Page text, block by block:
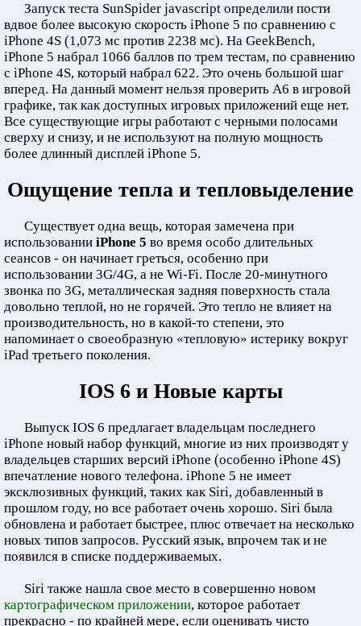
Запуск теста SunSpider javascript определили пости
вдвое более высокую скорость iPhone 5 по сравнению с
iPhone 4S (1,073 мс против 2238 мс). На GeekBench,
iPhone 5 набрал 1066 баллов по трем тестам, по сравнению
с iPhone 4S, который набрал 622. Это очень большой шаг
вперед. На данный момент нельзя проверить А6 в игровой
графике, так как доступных игровых приложений еще нет.
Все существующие игры работают с черными полосами
сверху и снизу, и не используют на полную мощность
более длинный дисплей iPhone 5.
Ощущение тепла и тепловыделение
Существует одна вещь, которая замечена при
использовании iPhone 5 во время особо длительных
сеансов - он начинает греться, особенно при
использовании 3G/4G, а не Wi-Fi. После 20-минутного
звонка по 3G, металлическая задняя поверхность стала
довольно теплой, но не горячей. Это тепло не влияет на
производительность, но в какой-то степени, это
напоминает о своеобразную «тепловую» истерику вокруг
iPad третьего поколения.
IOS 6 и Новые карты
Выпуск IOS 6 предлагает владельцам последнего
iPhone новый набор функций, многие из них производят у
владельцев старших версий iPhone (особенно iPhone 4S)
впечатление нового телефона. iPhone 5 не имеет
эксклюзивных функций, таких как Siri, добавленный в
прошлом году, но все работает очень хорошо. Siri была
обновлена и работает быстрее, плюс отвечает на несколько
новых типов запросов. Русский язык, впрочем так и не
появился в списке поддерживаемых.
Siri также нашла свое место в совершенно новом
картографическом приложении, которое работает
прекрасно - по крайней мере, если оценивать чисто